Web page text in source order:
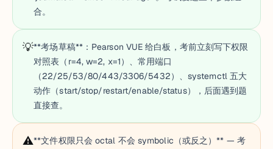
合。
💡**考场草稿**：Pearson VUE 给白板，考前立刻写下权限
对照表（r=4, w=2, x=1）、常用端口
（22/25/53/80/443/3306/5432）、systemctl 五大
动作（start/stop/restart/enable/status），后面遇到题
直接查。
⚠️**文件权限只会 octal 不会 symbolic（或反之）** — 考